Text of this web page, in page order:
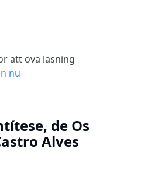
att öva läsning
nu
de Os
Alves